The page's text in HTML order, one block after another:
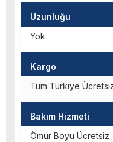
Uzunluğu
Yok
Kargo
Tüm Türkiye
Bakım Hizmeti
Ömür Boyu Ücretsiz